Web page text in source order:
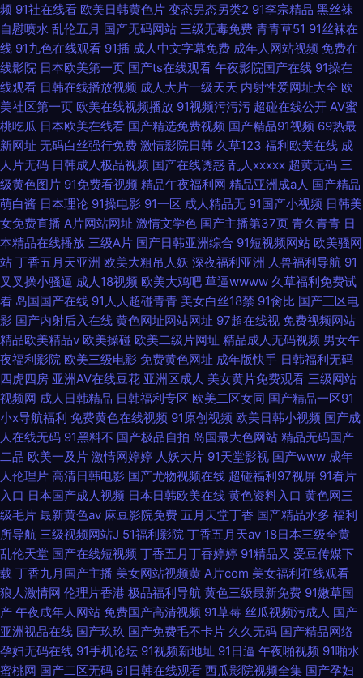
频 91社在线看 欧美日韩黄色片 变态另态另类2 91李宗精品 黑丝袜
自慰喷水 乱伦五月 国产无码网站 三级无毒免费 青青草51 91丝袜在
线 91九色在线观看 91插 成人中文字幕免费 成年人网站视频 免费在
线影院 日本欧美第一页 国产ts在线观看 午夜影院国产在线 91操在
线观看 日韩在线播放视频 成人大片一级天天 内射性爱网址大全 欧
美社区第一页 欧美在线视频播放 91视频污污污 超碰在线公开 AV蜜
桃吃瓜 日本欧美在线看 国产精选免费视频 国产精品91视频 69热最
新网址 无码白丝强行免费 激情影院日韩 久草123 福利欧美在线 成
人片无码 日韩成人极品视频 国产在线诱惑 乱人xxxxx 超黄无码 三
级黄色图片 91免费看视频 精品午夜福利网 精品亚洲成a人 国产精品
萌白酱 日本理论 91操电影 91一区 成人精品无 91国产小视频 日韩美
女免费直播 A片网站网址 激情文学色 国产主播第37页 青久青青 日
本精品在线播放 三级A片 国产日韩亚洲综合 91短视频网站 欧美骚网
站 丁香五月天亚洲 欧美大粗吊人妖 深夜福利亚洲 人兽福利导航 91
叉叉操小骚逼 成人18视频 欧美大鸡吧 草逼wwww 久草福利免费试
看 岛国国产在线 91人人超碰青青 美女白丝18禁 91肏比 国产三区电
影 国产内射后入在线 黄色网址网站网址 97超在线视 免费视频网站
精品欧美精品v 欧美操碰 欧美二级片网址 精品成人无码视频 男女午
夜福利影院 欧美三级电影 免费黄色网址 成年版快手 日韩福利无码
四虎四房 亚洲AV在线豆花 亚洲区成人 美女黄片免费观看 三级网站
视频网 成人日韩精品 日韩福利专区 欧美二区女同 国产精品一区91
小x导航福利 免费黄色在线视频 91原创视频 欧美日韩小视频 国产成
人在线无码 91黑料不 国产极品自拍 岛国最大色网站 精品无码国产
二品 欧美一及片 激情网婷婷 人妖大片 91天堂影视 国产www 成年
人伦理片 高清日韩电影 国产尤物视频在线 超碰福利97视屏 91看片
入口 日本国产成人视频 日本日韩欧美在线 黄色资料入口 黄色网三
级毛片 最新黄色av 麻豆影院免费 五月天堂丁香 国产精品水多 福利
所导航 三级视频网站J 51福利影院 丁香五月天av 18日本三级全黄
乱伦天堂 国产在线短视频 丁香五月丁香婷婷 91精品又 爱豆传媒下
载 丁香九月国产主播 美女网站视频黄 A片com 美女福利在线观看
狼人激情网 伦理片香港 极品福利导航 黄色三级最新免费 91嫩草国
产 午夜成年人网站 免费国产高清视频 91草莓 丝瓜视频污成人 国产
亚洲视品在线 国产玖玖 国产免费毛不卡片 久久无码 国产精品网络
孕妇无码在线 91手机论坛 91视频新地址 91日逼 午夜啪视频 91啪水
蜜桃网 国产二区无码 91日韩在线观看 西瓜影院视频全集 国产孕妇